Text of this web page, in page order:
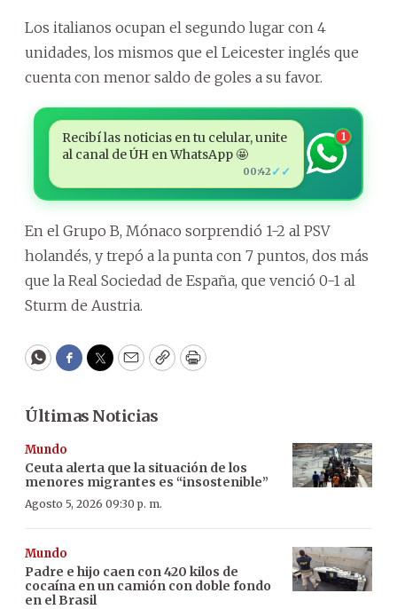
Los italianos ocupan el segundo lugar con 4
unidades, los mismos que el Leicester inglés que
cuenta con menor saldo de goles a su favor.
Recibí las noticias en tu celular, unite
al canal de ÚH en WhatsApp 🤩
00:42 ✓✓
1
En el Grupo B, Mónaco sorprendió 1-2 al PSV
holandés, y trepó a la punta con 7 puntos, dos más
que la Real Sociedad de España, que venció 0-1 al
Sturm de Austria.
WhatsApp
Facebook
Twitter
EmailCopyPrint
Últimas Noticias
Mundo
Ceuta alerta que la situación de los
menores migrantes es “insostenible”
Agosto 5, 2026 09:30 p. m.
Mundo
Padre e hijo caen con 420 kilos de
cocaína en un camión con doble fondo
en el Brasil